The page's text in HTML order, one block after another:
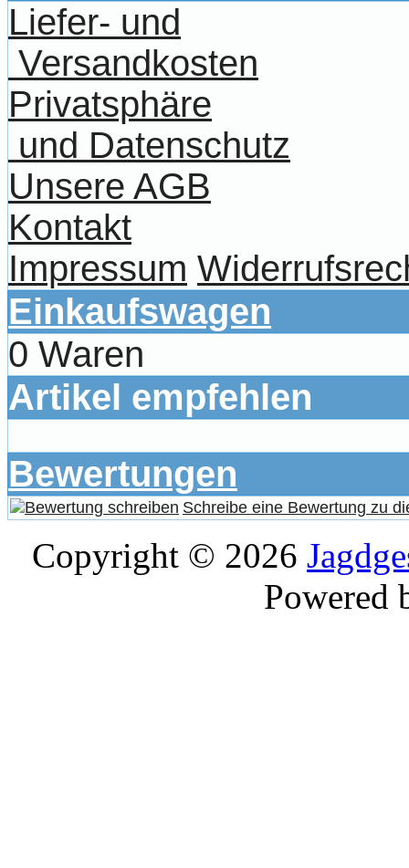
Liefer- und
Versandkosten
Privatsphäre
und Datenschutz
Unsere AGB
Kontakt
Impressum
Einkaufswagen
0 Waren
Artikel empfehlen
Bewertungen
Schreibe eine Bewertung zu
Copyright © 2026
Powered